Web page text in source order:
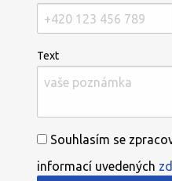
Text
Souhlasím se
informací uvedených